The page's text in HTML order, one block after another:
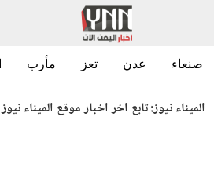
صنعاء عدن تعز مأرب
الميناء نيوز:تابع اخر اخبار موقع الميناء نيوز